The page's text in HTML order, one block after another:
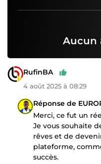
Aucun
RufinBA
4 août 2025 à 08:29
Réponse de
Merci, ce fut un
Je vous souhaite
rêves et de
plateforme,
succès.